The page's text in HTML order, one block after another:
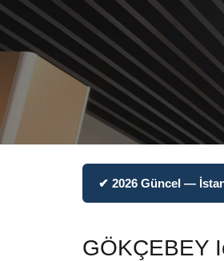
✔ 2026 Güncel —
GÖKÇEBEY